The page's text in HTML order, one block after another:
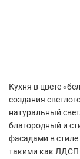
Кухня в цвете
создания
натуральный
благородный и
фасадами в
такими как